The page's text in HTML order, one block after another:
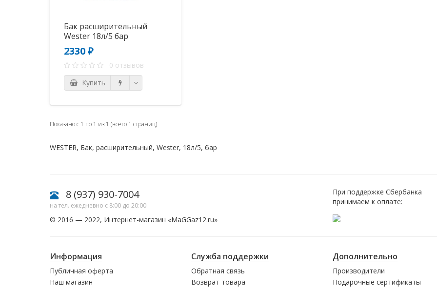
Бак расширительный
Wester 18л/5 бар
2330 ₽
0 отзывов
Купить
Показано с 1 по 1 из 1 (всего 1 страниц)
WESTER, Бак, расширительный, Wester, 18л/5, бар
8 (937) 930-7004
на тел. ежедневно с 8:00 до 20:00
© 2016 — 2022, Интернет-магазин «MaGGaz12.ru»
При поддержке Сбербанка
принимаем к оплате:
Информация
Публичная оферта
Наш магазин
Служба поддержки
Обратная связь
Возврат товара
Дополнительно
Производители
Подарочные сертификаты